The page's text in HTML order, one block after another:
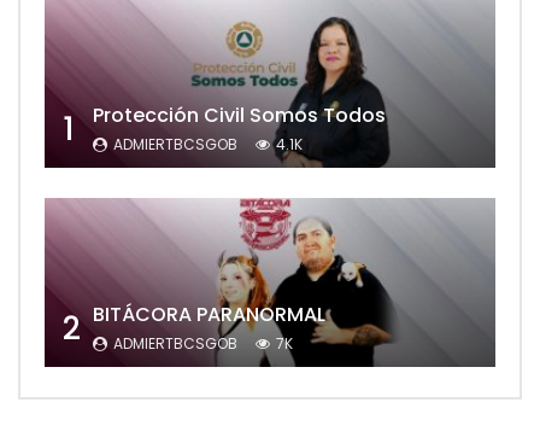
1 Protección Civil Somos Todos
ADMIERTBCSGOB 4.1K
2 BITÁCORA PARANORMAL
ADMIERTBCSGOB 7K